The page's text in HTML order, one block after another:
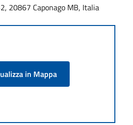
20867 Caponago MB, Italia
in Mappa